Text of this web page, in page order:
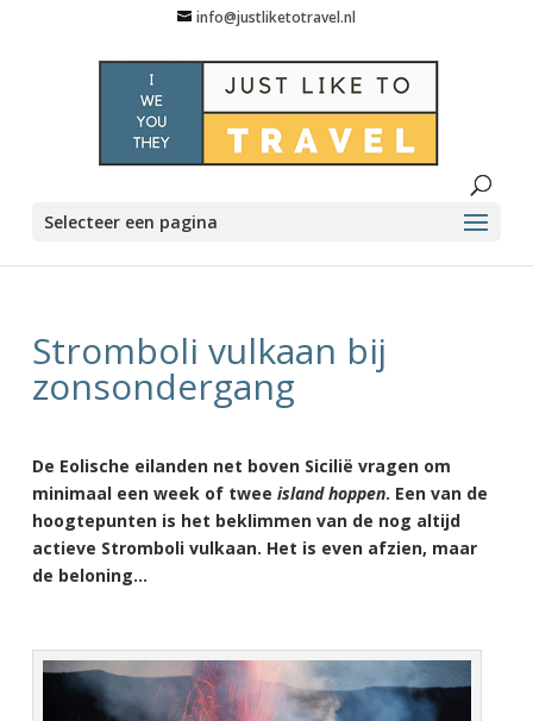
info@justliketotravel.nl
Selecteer een pagina
Stromboli vulkaan bij
zonsondergang
De Eolische eilanden net boven Sicilië vragen om
minimaal een week of twee island hoppen. Een van de
hoogtepunten is het beklimmen van de nog altijd
actieve Stromboli vulkaan. Het is even afzien, maar
de beloning…